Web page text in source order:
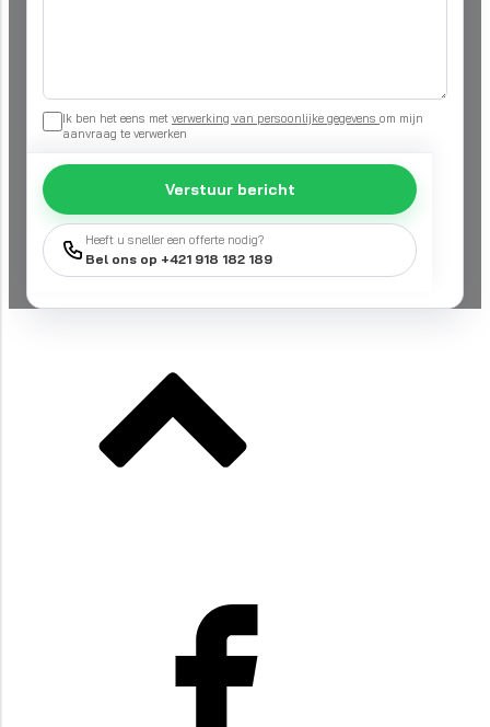
Ik ben het eens met verwerking van persoonlijke gegevens om mijn
aanvraag te verwerken
Verstuur bericht
Heeft u sneller een offerte nodig?
Bel ons op +421 918 182 189